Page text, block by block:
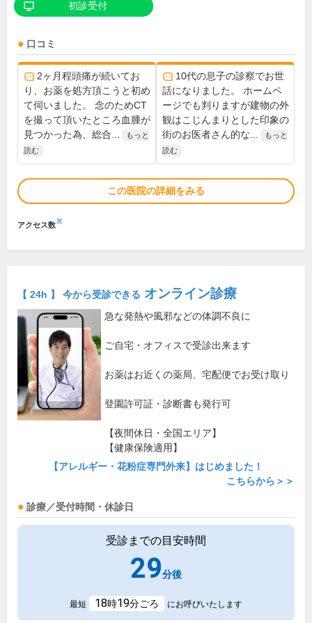
初診受付
口コミ
2ヶ月程頭痛が続いてお
り、お薬を処方頂こうと初め
て伺いました。 念のためCT
を撮って頂いたところ血腫が
見つかった為、総合...
もっと
読む
10代の息子の診察でお世
話になりました。 ホームペ
ージでも判りますが建物の外
観はこじんまりとした印象の
街のお医者さん的な...
もっと
読む
この医院の詳細をみる
アクセス数※
【 24h 】 今から受診できる オンライン診療
急な発熱や風邪などの体調不良に
ご自宅・オフィスで受診出来ます
お薬はお近くの薬局、宅配便でお受け取り
登園許可証・診断書も発行可
【夜間休日・全国エリア】
【健康保険適用】
【アレルギー・花粉症専門外来】はじめました！
こちらから＞＞
診療／受付時間・休診日
受診までの目安時間
29分後
最短 18時19分ごろ にお呼びいたします